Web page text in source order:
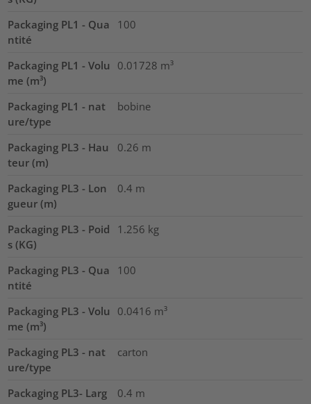
Packaging PL1 - Qua
ntité
100
Packaging PL1 - Volu
me (m³)
0.01728 m³
Packaging PL1 - nat
ure/type
bobine
Packaging PL3 - Hau
teur (m)
0.26 m
Packaging PL3 - Lon
gueur (m)
0.4 m
Packaging PL3 - Poid
s (KG)
1.256 kg
Packaging PL3 - Qua
ntité
100
Packaging PL3 - Volu
me (m³)
0.0416 m³
Packaging PL3 - nat
ure/type
carton
Packaging PL3- Larg
0.4 m